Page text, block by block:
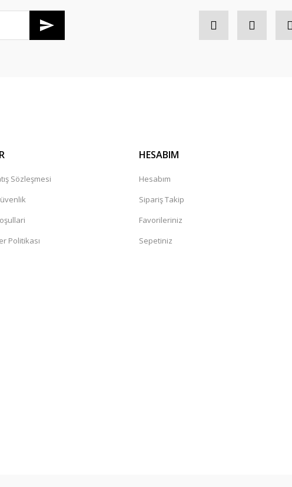
Sözleşmesi
Politikası
HESABIM
Hesabım
Sipariş Takip
Favorileriniz
Sepetiniz